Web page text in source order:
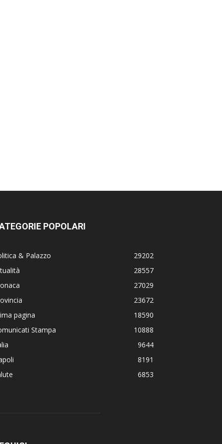
POPOLARI
& Palazzo
29202
28557
27029
23672
pagina
18590
Stampa
10888
9644
8191
6853